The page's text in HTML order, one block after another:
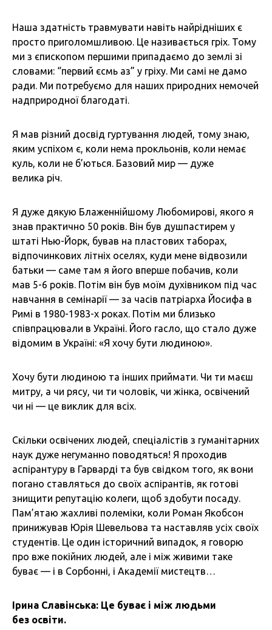
Наша здатність травмувати навіть найрідніших є
просто приголомшливою. Це називається гріх. Тому
ми з єпископом першими припадаємо до землі зі
словами: “первий єсмь аз” у гріху. Ми самі не дамо
ради. Ми потребуємо для наших природних немочей
надприродної благодаті.
Я мав різний досвід гуртування людей, тому знаю,
яким успіхом є, коли нема прокльонів, коли немає
куль, коли не б’ються. Базовий мир — дуже
велика річ.
Я дуже дякую Блаженнійшому Любомирові, якого я
знав практично 50 років. Він був душпастирем у
штаті Нью-Йорк, бував на пластових таборах,
відпочинкових літніх оселях, куди мене відвозили
батьки — саме там я його вперше побачив, коли
мав 5-6 років. Потім він був моїм духівником під час
навчання в семінарії — за часів патріарха Йосифа в
Римі в 1980-1983-х роках. Потім ми близько
співпрацювали в Україні. Його гасло, що стало дуже
відомим в Україні: «Я хочу бути людиною».
Хочу бути людиною та інших приймати. Чи ти маєш
митру, а чи рясу, чи ти чоловік, чи жінка, освічений
чи ні — це виклик для всіх.
Скільки освічених людей, спеціалістів з гуманітарних
наук дуже негуманно поводяться! Я проходив
аспірантуру в Гарварді та був свідком того, як вони
погано ставляться до своїх аспірантів, як готові
знищити репутацію колеги, щоб здобути посаду.
Пам’ятаю жахливі полеміки, коли Роман Якобсон
принижував Юрія Шевельова та наставляв усіх своїх
студентів. Це один історичний випадок, я говорю
про вже покійних людей, але і між живими таке
буває — і в Сорбонні, і Академії мистецтв…
Ірина Славінська: Це буває і між людьми
без освіти.